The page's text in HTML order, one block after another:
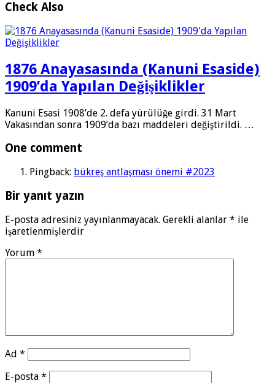
Check Also
1876 Anayasasında (Kanuni Esaside)
1909’da Yapılan Değişiklikler
Kanuni Esasi 1908’de 2. defa yürülüğe girdi. 31 Mart
Vakasından sonra 1909’da bazı maddeleri değiştirildi. …
One comment
Pingback: bükreş antlaşması önemi #2023
Bir yanıt yazın
E-posta adresiniz yayınlanmayacak. Gerekli alanlar * ile
işaretlenmişlerdir
Yorum *
Ad *
E-posta *